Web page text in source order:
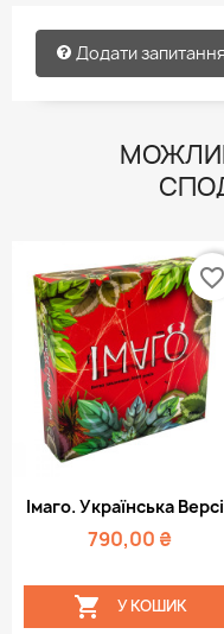
Додати запитання
Імаго. Українська
790,00 ₴
 У КОШИК
favorite_border